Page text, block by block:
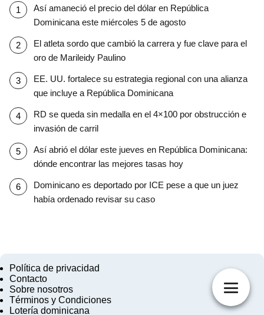
Así amaneció el precio del dólar en República
Dominicana este miércoles 5 de agosto
El atleta sordo que cambió la carrera y fue clave para el
oro de Marileidy Paulino
EE. UU. fortalece su estrategia regional con una alianza
que incluye a República Dominicana
RD se queda sin medalla en el 4×100 por obstrucción e
invasión de carril
Así abrió el dólar este jueves en República Dominicana:
dónde encontrar las mejores tasas hoy
Dominicano es deportado por ICE pese a que un juez
había ordenado revisar su caso
Política de privacidad
Contacto
Sobre nosotros
Términos y Condiciones
Lotería dominicana